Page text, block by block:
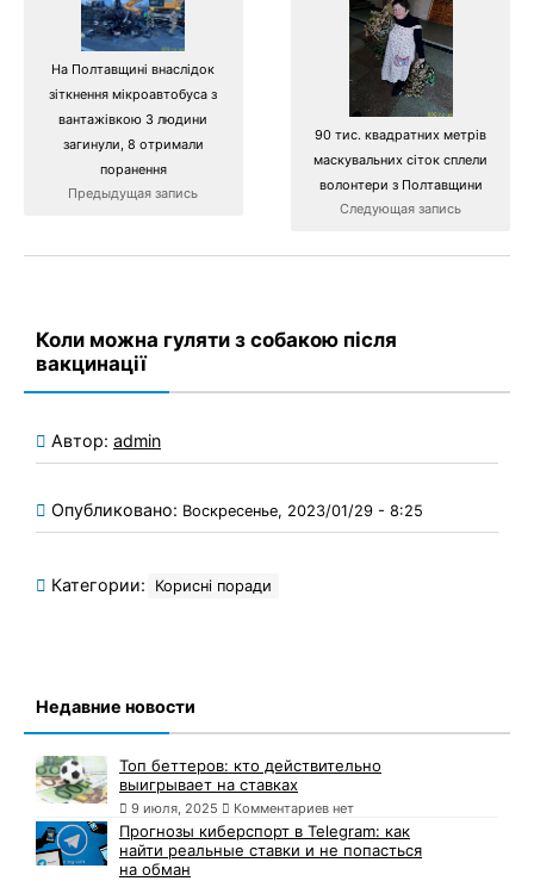
На Полтавщині внаслідок
зіткнення мікроавтобуса з
вантажівкою 3 людини
загинули, 8 отримали
поранення
Предыдущая запись
90 тис. квадратних метрів
маскувальних сіток сплели
волонтери з Полтавщини
Следующая запись
Коли можна гуляти з собакою після
вакцинації
Автор: admin
Опубликовано: Воскресенье, 2023/01/29 - 8:25
Категории: Корисні поради
Недавние новости
Топ беттеров: кто действительно
выигрывает на ставках
9 июля, 2025 Комментариев нет
Прогнозы киберспорт в Telegram: как
найти реальные ставки и не попасться
на обман